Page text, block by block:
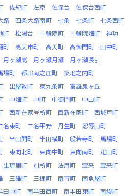
佐紀町 左京 佐保台
佐保台西町
路 四条大路南町 七条 七条町
七条西町
町 松陽台 十輪院町 十輪院畑町
神功
町 高天市町 高天町 高御門町
田中町
月ヶ瀬嵩 月ヶ瀬月瀬
月ヶ瀬長引
場町 都祁南之庄町
築地之内町
出屋敷町 東九条町
富雄泉ヶ丘
中畑町 中町 中御門町
中山町
西新在家号所町 西新在家町
西城戸町
名東町 二名平野 丹生町
忍辱山町
半田開町 半田横町 般若寺町
馬場町
東向北町 東向中町 東向南町
疋田町
生琉里町 別所町 法用町 宝来
宝来町
三碓町 三棟町 南市町
南魚屋町
田中町 南半田西町 南半田東町
南袋町